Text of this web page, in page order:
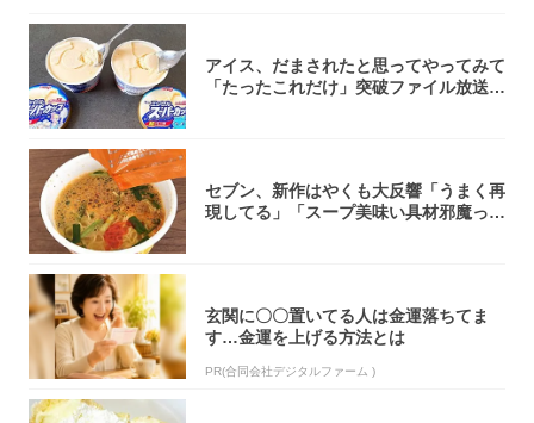
アイス、だまされたと思ってやってみて
「たったこれだけ」突破ファイル放送で
セブン、新作はやくも大反響「うまく再
現してる」「スープ美味い具材邪魔って
玄関に〇〇置いてる人は金運落ちてま
す…金運を上げる方法とは
PR(合同会社デジタルファーム )